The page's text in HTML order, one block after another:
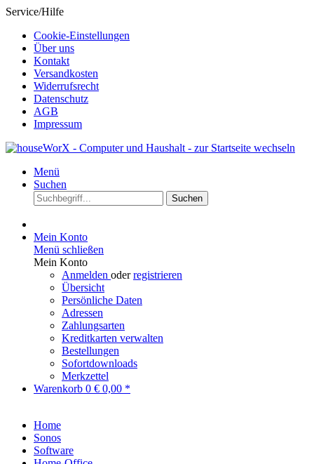
Service/Hilfe
Cookie-Einstellungen
Über uns
Kontakt
Versandkosten
Widerrufsrecht
Datenschutz
AGB
Impressum
Menü
Suchen
Suchen
Mein Konto
Menü schließen
Mein Konto
Anmelden oderregistrieren
Übersicht
Persönliche Daten
Adressen
Zahlungsarten
Kreditkarten verwalten
Bestellungen
Sofortdownloads
Merkzettel
Warenkorb 0 € 0,00 *
Home
Sonos
Software